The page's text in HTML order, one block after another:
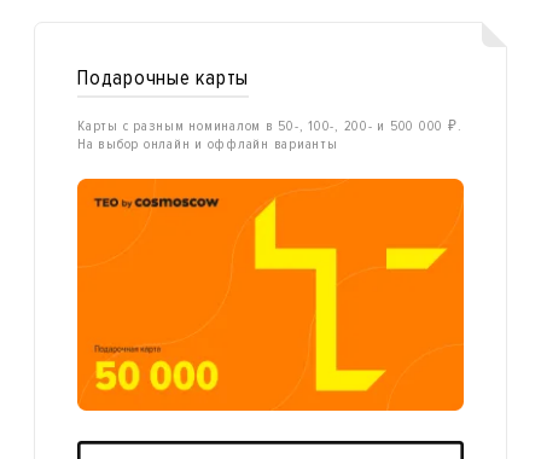
Подарочные карты
Карты с разным номиналом в 50-, 100-, 200- и 500 000 ₽.
На выбор онлайн и оффлайн варианты